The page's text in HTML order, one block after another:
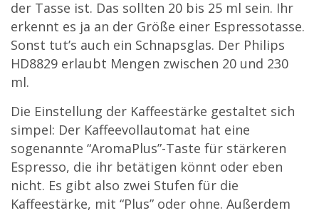
der Tasse ist. Das sollten 20 bis 25 ml sein. Ihr
erkennt es ja an der Größe einer Espressotasse.
Sonst tut’s auch ein Schnapsglas. Der Philips
HD8829 erlaubt Mengen zwischen 20 und 230
ml.
Die Einstellung der Kaffeestärke gestaltet sich
simpel: Der Kaffeevollautomat hat eine
sogenannte “AromaPlus”-Taste für stärkeren
Espresso, die ihr betätigen könnt oder eben
nicht. Es gibt also zwei Stufen für die
Kaffeestärke, mit “Plus” oder ohne. Außerdem